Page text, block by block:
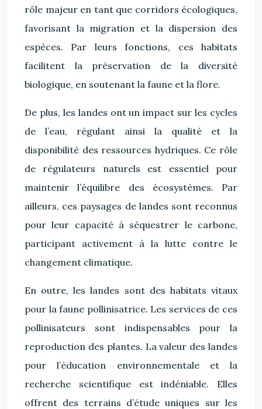
rôle majeur en tant que corridors écologiques,
favorisant la migration et la dispersion des
espèces. Par leurs fonctions, ces habitats
facilitent la préservation de la diversité
biologique, en soutenant la faune et la flore.
De plus, les landes ont un impact sur les cycles
de l’eau, régulant ainsi la qualité et la
disponibilité des ressources hydriques. Ce rôle
de régulateurs naturels est essentiel pour
maintenir l’équilibre des écosystèmes. Par
ailleurs, ces paysages de landes sont reconnus
pour leur capacité à séquestrer le carbone,
participant activement à la lutte contre le
changement climatique.
En outre, les landes sont des habitats vitaux
pour la faune pollinisatrice. Les services de ces
pollinisateurs sont indispensables pour la
reproduction des plantes. La valeur des landes
pour l’éducation environnementale et la
recherche scientifique est indéniable. Elles
offrent des terrains d’étude uniques sur les